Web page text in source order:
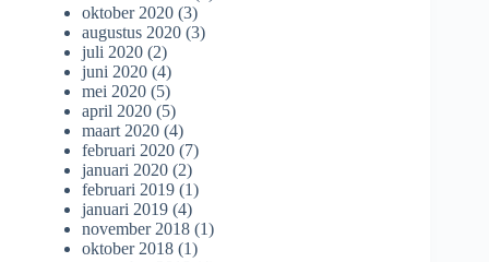
oktober 2020 (3)
augustus 2020 (3)
juli 2020 (2)
juni 2020 (4)
mei 2020 (5)
april 2020 (5)
maart 2020 (4)
februari 2020 (7)
januari 2020 (2)
februari 2019 (1)
januari 2019 (4)
november 2018 (1)
oktober 2018 (1)